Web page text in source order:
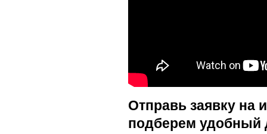
Отправь заявку на
подберем удобный